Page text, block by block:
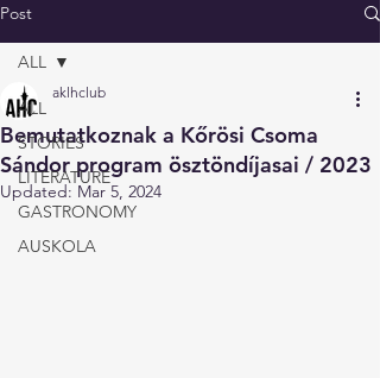
Post
ALL
STORIES
LITERATURE
GASTRONOMY
AUSKOLA
ALL
Bemutatkoznak a Kőrösi Csoma
Sándor program ösztöndíjasai / 2023
aklhclub
Updated: Mar 5, 2024